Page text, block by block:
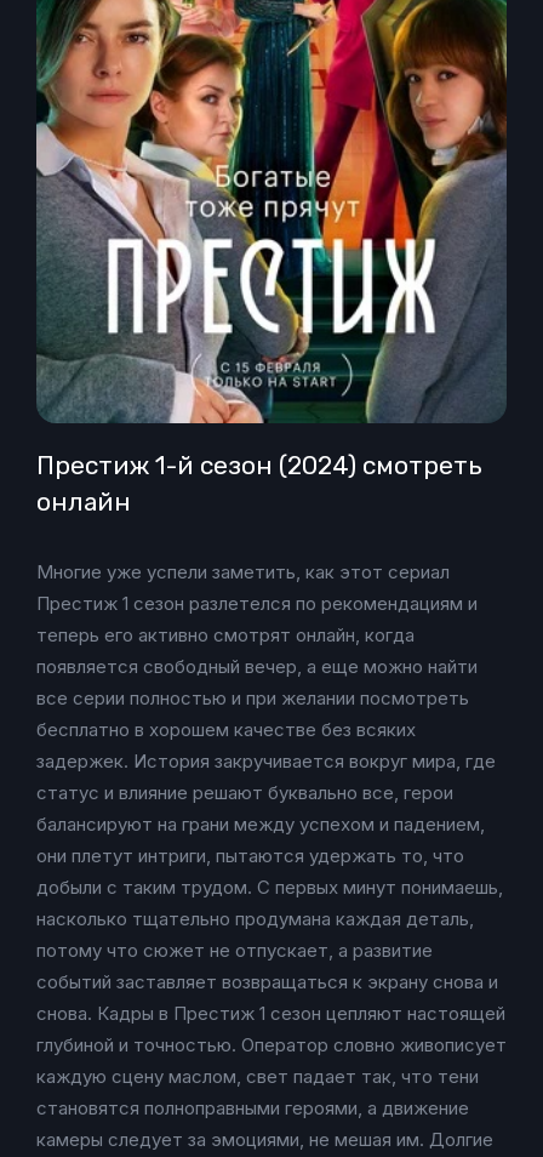
Престиж 1-й сезон (2024) смотреть
онлайн
Многие уже успели заметить, как этот сериал
Престиж 1 сезон разлетелся по рекомендациям и
теперь его активно смотрят онлайн, когда
появляется свободный вечер, а еще можно найти
все серии полностью и при желании посмотреть
бесплатно в хорошем качестве без всяких
задержек. История закручивается вокруг мира, где
статус и влияние решают буквально все, герои
балансируют на грани между успехом и падением,
они плетут интриги, пытаются удержать то, что
добыли с таким трудом. С первых минут понимаешь,
насколько тщательно продумана каждая деталь,
потому что сюжет не отпускает, а развитие
событий заставляет возвращаться к экрану снова и
снова. Кадры в Престиж 1 сезон цепляют настоящей
глубиной и точностью. Оператор словно живописует
каждую сцену маслом, свет падает так, что тени
становятся полноправными героями, а движение
камеры следует за эмоциями, не мешая им. Долгие